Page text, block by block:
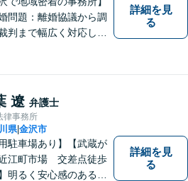
婚問題：離婚協議から調
判まで幅広く対応し、
事故：24時間受付可／
が介入することで賠償
幅な増額が実現できる
あり」【休日・夜間相
詳細を見
る
遼 弁護士
律事務所
県|金沢市
用駐車場あり】【武蔵が
江町市場 交差点徒歩
明るく安心感のある事
詳細を見
る